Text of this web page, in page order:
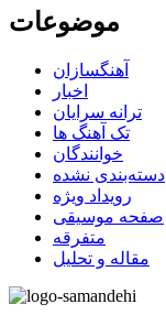
موضوعات
آهنگسازان
اخبار
ترانه سرایان
تک آهنگ ها
خوانندگان
دسته‌بندی نشده
رویداد ویژه
صفحه موسیقی
متفرقه
مقاله و تحلیل